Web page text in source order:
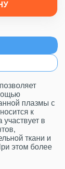
плазмы с
к
в
ткани и
этом более